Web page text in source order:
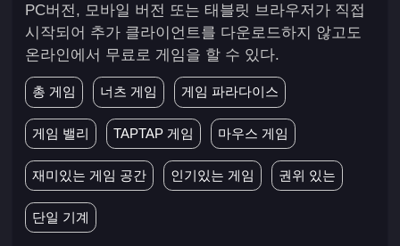
PC버전, 모바일 버전 또는 태블릿 브라우저가 직접
시작되어 추가 클라이언트를 다운로드하지 않고도
온라인에서 무료로 게임을 할 수 있다.
총 게임 너츠 게임 게임 파라다이스
게임 밸리 TAPTAP 게임 마우스 게임
재미있는 게임 공간 인기있는 게임 권위 있는
단일 기계